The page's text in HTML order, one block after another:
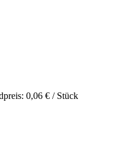
0,06 € / Stück